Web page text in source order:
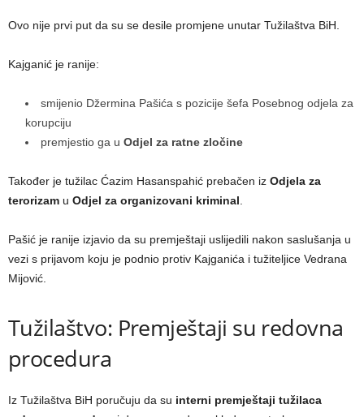
Ovo nije prvi put da su se desile promjene unutar Tužilaštva BiH.
Kajganić je ranije:
smijenio Džermina Pašića s pozicije šefa Posebnog odjela za
korupciju
premjestio ga u Odjel za ratne zločine
Također je tužilac Ćazim Hasanspahić prebačen iz Odjela za
terorizam u Odjel za organizovani kriminal
Pašić je ranije izjavio da su premještaji uslijedili nakon saslušanja u
vezi s prijavom koju je podnio protiv Kajganića i tužiteljice Vedrana
Mijović.
Tužilaštvo: Premještaji su redovna
procedura
Iz Tužilaštva BiH poručuju da su interni premještaji tužilaca